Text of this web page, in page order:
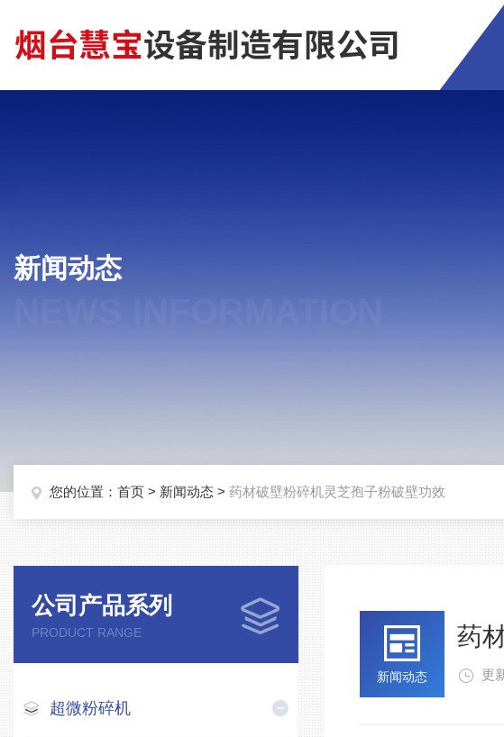
新闻动态
您的位置： 首页 > 新闻动态 > 药材破壁粉碎机灵芝孢子粉破壁功效
公司产品系列
PRODUCT RANGE
超微粉碎机
新闻动态
药
更